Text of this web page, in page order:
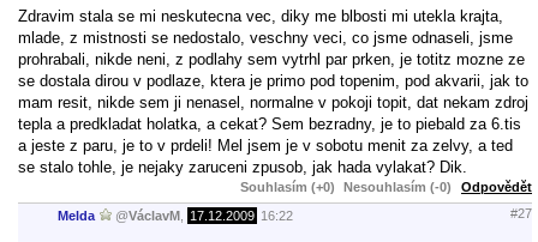
Zdravim stala se mi neskutecna vec, diky me blbosti mi utekla krajta,
mlade, z mistnosti se nedostalo, veschny veci, co jsme odnaseli, jsme
prohrabali, nikde neni, z podlahy sem vytrhl par prken, je totitz mozne ze
se dostala dirou v podlaze, ktera je primo pod topenim, pod akvarii, jak to
mam resit, nikde sem ji nenasel, normalne v pokoji topit, dat nekam zdroj
tepla a predkladat holatka, a cekat? Sem bezradny, je to piebald za 6.tis
a jeste z paru, je to v prdeli! Mel jsem je v sobotu menit za zelvy, a ted
se stalo tohle, je nejaky zaruceni zpusob, jak hada vylakat? Dik.
Souhlasím (+0) Nesouhlasím (-0) Odpovědět
Melda @VáclavM 17.12.2009 16:22 #27